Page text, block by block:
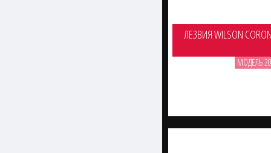
ЛЕЗВИЯ WILSON
МОДЕЛЬ